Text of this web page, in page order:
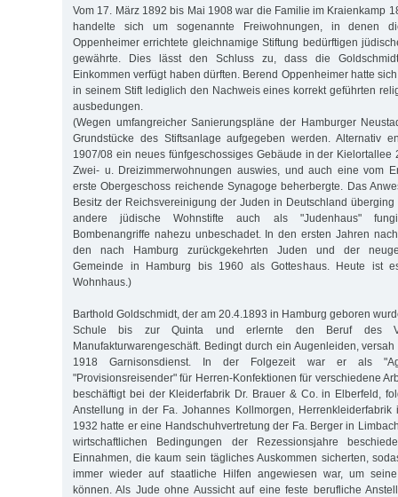
Vom 17. März 1892 bis Mai 1908 war die Familie im Kraienkamp
handelte sich um sogenannte Freiwohnungen, in denen
Oppenheimer errichtete gleichnamige Stiftung bedürftigen
gewährte. Dies lässt den Schluss zu, dass die
Einkommen verfügt haben dürften. Berend Oppenheimer hatte
in seinem Stift lediglich den Nachweis eines korrekt geführten
ausbedungen.
(Wegen umfangreicher Sanierungspläne der Hamburger
Grundstücke des Stiftsanlage aufgegeben werden. Alternativ
1907/08 ein neues fünfgeschossiges Gebäude in der Kielortallee
Zwei- u. Dreizimmerwohnungen auswies, und auch eine vom
erste Obergeschoss reichende Synagoge beherbergte. Das
Besitz der Reichsvereinigung der Juden in Deutschland
andere jüdische Wohnstifte auch als "Judenhaus"
Bombenangriffe nahezu unbeschadet. In den ersten Jahren
den nach Hamburg zurückgekehrten Juden und der
Gemeinde in Hamburg bis 1960 als Gotteshaus. Heute ist
Wohnhaus.)
Barthold Goldschmidt, der am 20.4.1893 in Hamburg geboren
Schule bis zur Quinta und erlernte den Beruf des
Manufakturwarengeschäft. Bedingt durch ein Augenleiden,
1918 Garnisonsdienst. In der Folgezeit war er als
"Provisionsreisender" für Herren-Konfektionen für verschiedene
beschäftigt bei der Kleiderfabrik Dr. Brauer & Co. in Elberfeld,
Anstellung in der Fa. Johannes Kollmorgen, Herrenkleiderfabrik
1932 hatte er eine Handschuhvertretung der Fa. Berger in
wirtschaftlichen Bedingungen der Rezessionsjahre
Einnahmen, die kaum sein tägliches Auskommen sicherten,
immer wieder auf staatliche Hilfen angewiesen war, um
können. Als Jude ohne Aussicht auf eine feste berufliche